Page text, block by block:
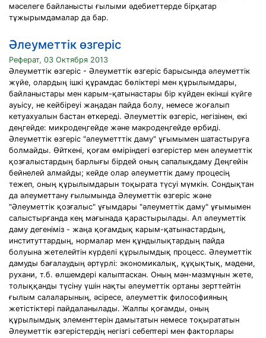
мәселеге байланысты ғылыми әдебиеттерде бірқатар
тұжырымдамалар да бар.
Әлеуметтік өзгеріс
Реферат, 03 Октября 2013
Әлеуметтік өзгеріс - Әлеуметтік өзгеріс барысында әлеуметтік
жүйе, олардың ішкі құрамдас бөліктері мен құрылымдары,
байланыстары мен карым-қатынастары бір күйден екінші күйге
ауьісу, не кейбіреуі жаңадан пайда болу, немесе жоғалып
кетуахуалын бастан өткереді. Әлеуметтік өзгеріс, негізінен, екі
деңгейде: микродеңгейде және макродеңгейде өрбиді.
Әлеуметтік өзгеріс "әлеуметттік даму" ұғымымен шатастыруға
болмайды. Өйткені, қоғам өміріндегі өзгерістер мен әлеуметтік
қозғалыстардың барлығы бірдей оның сапалықдаму Деңгейін
бейнелей алмайды; кейде олар әлеуметтік даму процесің
тежеп, оның құрылымдарын тоқырата түсуі мүмкін. Сондықтан
да әлеуметтану ғылымында Әлеуметтік өзгеріс және
"Әлеуметтік қозғалыс" ұғымдары "әлеуметтік даму" ұғымымен
салыстырғанда кең мағынада қарастырылады. Ал әлеуметтік
даму дегеніміз - жаңа қоғамдық карым-қатынастардың,
институттардың, нормалар мен құндылықтардың пайда
болуына жетелейтін күрделі құрылымдық процесс. Әлеуметтік
дамуды бағалаудың әртүрлі: экономикалық, құқықтық, мәдени,
рухани, т.б. өлшемдері калыптаскан. Оның мән-мазмұнын жете,
толыққанды түсіну үшін нақты әлеуметтік ортаны зерттейтін
ғылым салаларының, әсіресе, әлеуметтік философияның
жетістіктері пайдаланылады. Жалпы қоғамды, оның
құрылымдық элементтерін дамытатын немесе тоқырататын
Әлеуметтік өзгерістердің негізгі себептері мен факторлары